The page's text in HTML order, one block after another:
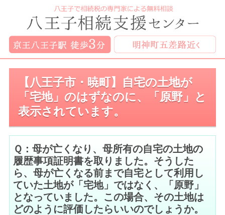
【八王子市・暁町】自宅の土地が
「宅地」のはずなのに、「原野」と
表示されています。
Ｑ：母が亡くなり、母所有の自宅の土地の
履歴事項証明書を取りました。そうした
ら、母が亡くなる前まで自宅として利用し
ていた土地が「宅地」ではなく、「原野」
となっていました。この場合、その土地は
どのように評価したらいいのでしょうか。